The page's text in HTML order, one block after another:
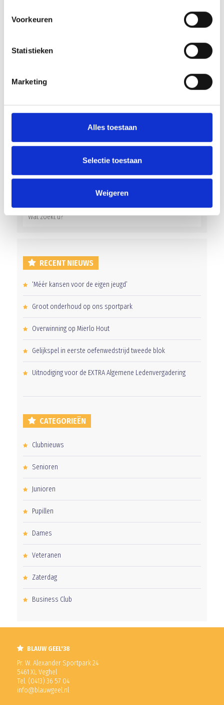
Voorkeuren
Statistieken
Marketing
Alles toestaan
Selectie toestaan
Weigeren
https://www.youtube.com/watch?
Peter’s “Corona” Corner Blauw Geel’38/JUMBO
AANMELDEN LID
RECENT NIEUWS
‘Méér kansen voor de eigen jeugd’
Groot onderhoud op ons sportpark
Overwinning op Mierlo Hout
Gelijkspel in eerste oefenwedstrijd tweede blok
Uitnodiging voor de EXTRA Algemene Ledenvergadering
CATEGORIEËN
Clubnieuws
Senioren
Junioren
Pupillen
Dames
Veteranen
Zaterdag
Business Club
BLAUW GEEL'38
Pr. W. Alexander Sportpark 24
5461 XL Veghel
Tel. (0413) 36 57 04
info@blauwgeel.nl